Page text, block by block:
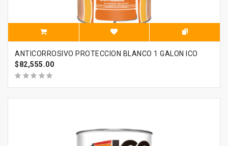
ANTICORROSIVO PROTECCION BLANCO 1 GALON ICO
$82,555.00